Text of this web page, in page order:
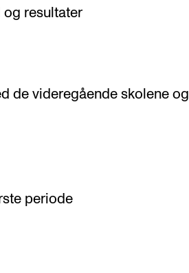
og resultater
de videregående skolene og
periode